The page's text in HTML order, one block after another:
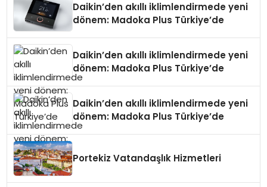
Daikin’den akıllı iklimlendirmede yeni
dönem: Madoka Plus Türkiye’de
Daikin’den akıllı iklimlendirmede yeni
dönem: Madoka Plus Türkiye’de
Daikin’den akıllı iklimlendirmede yeni
dönem: Madoka Plus Türkiye’de
Portekiz Vatandaşlık Hizmetleri